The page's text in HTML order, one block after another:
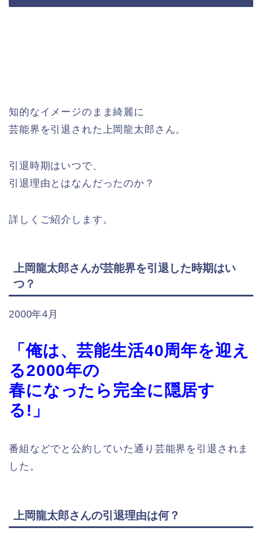
知的なイメージのまま綺麗に
芸能界を引退された上岡龍太郎さん。
引退時期はいつで、
引退理由とはなんだったのか？
詳しくご紹介します。
上岡龍太郎さんが芸能界を引退した時期はい
つ？
2000年4月
「俺は、芸能生活40周年を迎え
る2000年の
春になったら完全に隠居す
る!」
番組などでと公約していた通り芸能界を引退されま
した。
上岡龍太郎さんの引退理由は何？